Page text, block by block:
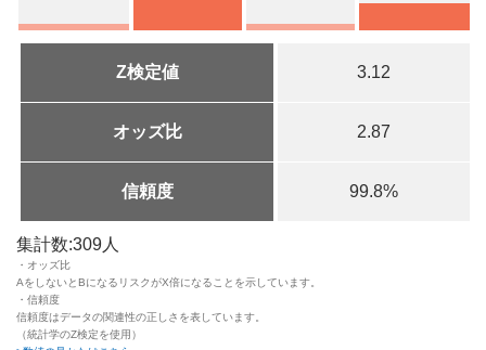
Z検定値 3.12
オッズ比 2.87
信頼度 99.8%
集計数:309人
・オッズ比
AをしないとBになるリスクがX倍になることを示しています。
・信頼度
信頼度はデータの関連性の正しさを表しています。
（統計学のZ検定を使用）